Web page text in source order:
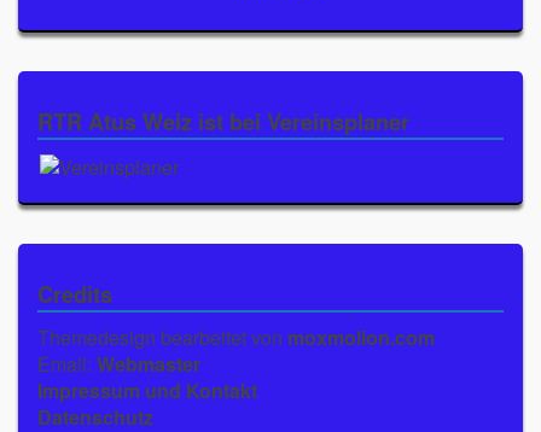
RTR Atus Weiz ist bei Vereinsplaner
Credits
Themedesign bearbeitet von moxmolion.com
Email: Webmaster
Impressum und Kontakt
Datenschutz